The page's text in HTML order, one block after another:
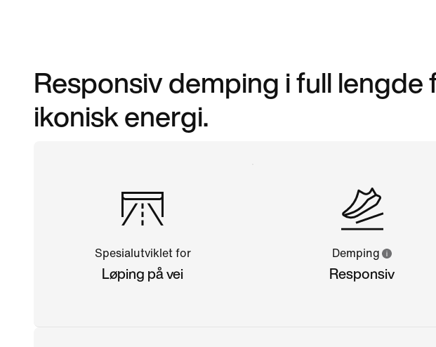
Responsiv demping i full lengde
ikonisk energi.
Spesialutviklet for
Løping på vei
Demping
Responsiv